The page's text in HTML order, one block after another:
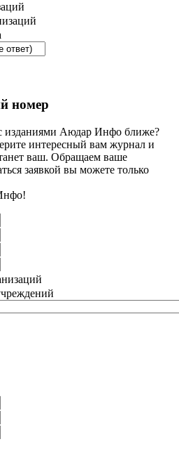
номер
изданиями Аюдар Инфо ближе?
интересный вам журнал и
ваш. Обращаем ваше
заявкой вы можете только